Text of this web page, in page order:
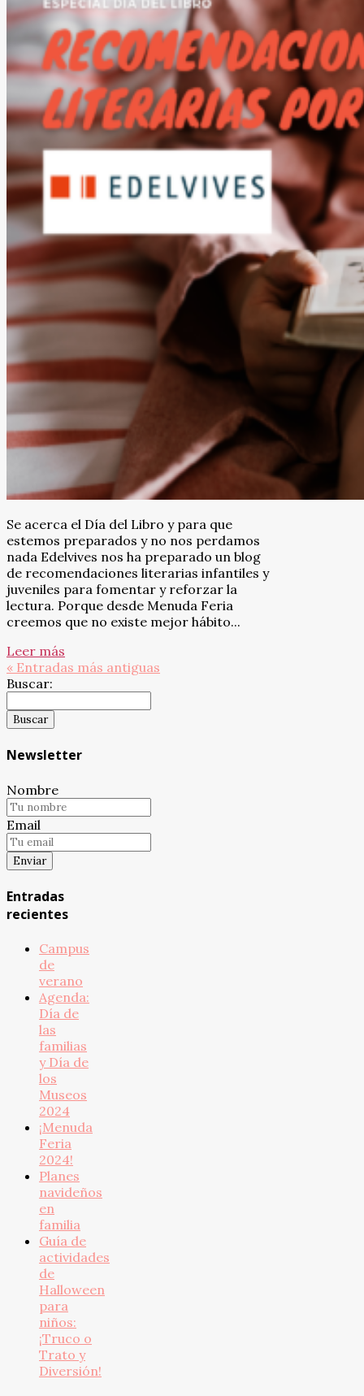
Se acerca el Día del Libro y para que
estemos preparados y no nos perdamos
nada Edelvives nos ha preparado un blog
de recomendaciones literarias infantiles y
juveniles para fomentar y reforzar la
lectura. Porque desde Menuda Feria
creemos que no existe mejor hábito...
Leer más
« Entradas más antiguas
Buscar:
Newsletter
Nombre
Email
Entradas
recientes
Campus
de
verano
Agenda:
Día de
las
familias
y Día de
los
Museos
2024
¡Menuda
Feria
2024!
Planes
navideños
en
familia
Guía de
actividades
de
Halloween
para
niños:
¡Truco o
Trato y
Diversión!